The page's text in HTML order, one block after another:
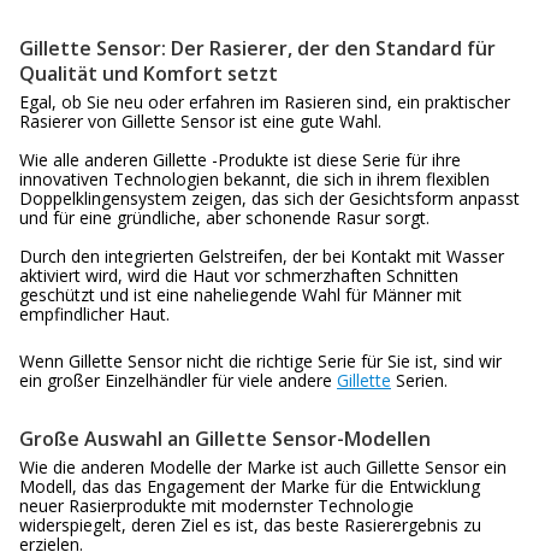
Gillette Sensor: Der Rasierer, der den Standard für
Qualität und Komfort setzt
Egal, ob Sie neu oder erfahren im Rasieren sind, ein praktischer
Rasierer von Gillette Sensor ist eine gute Wahl.
Wie alle anderen Gillette -Produkte ist diese Serie für ihre
innovativen Technologien bekannt, die sich in ihrem flexiblen
Doppelklingensystem zeigen, das sich der Gesichtsform anpasst
und für eine gründliche, aber schonende Rasur sorgt.
Durch den integrierten Gelstreifen, der bei Kontakt mit Wasser
aktiviert wird, wird die Haut vor schmerzhaften Schnitten
geschützt und ist eine naheliegende Wahl für Männer mit
empfindlicher Haut.
Wenn Gillette Sensor nicht die richtige Serie für Sie ist, sind wir
ein großer Einzelhändler für viele andere Gillette Serien.
Große Auswahl an Gillette Sensor-Modellen
Wie die anderen Modelle der Marke ist auch Gillette Sensor ein
Modell, das das Engagement der Marke für die Entwicklung
neuer Rasierprodukte mit modernster Technologie
widerspiegelt, deren Ziel es ist, das beste Rasierergebnis zu
erzielen.